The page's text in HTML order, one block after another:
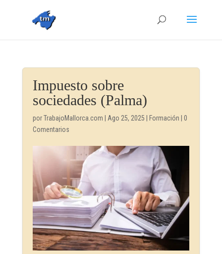
Impuesto sobre
sociedades (Palma)
porTrabajoMallorca.com Ago 25, 2025 Formación
0
Comentarios